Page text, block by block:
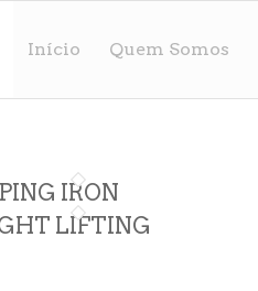
Início Quem Somos
IRON
LIFTING